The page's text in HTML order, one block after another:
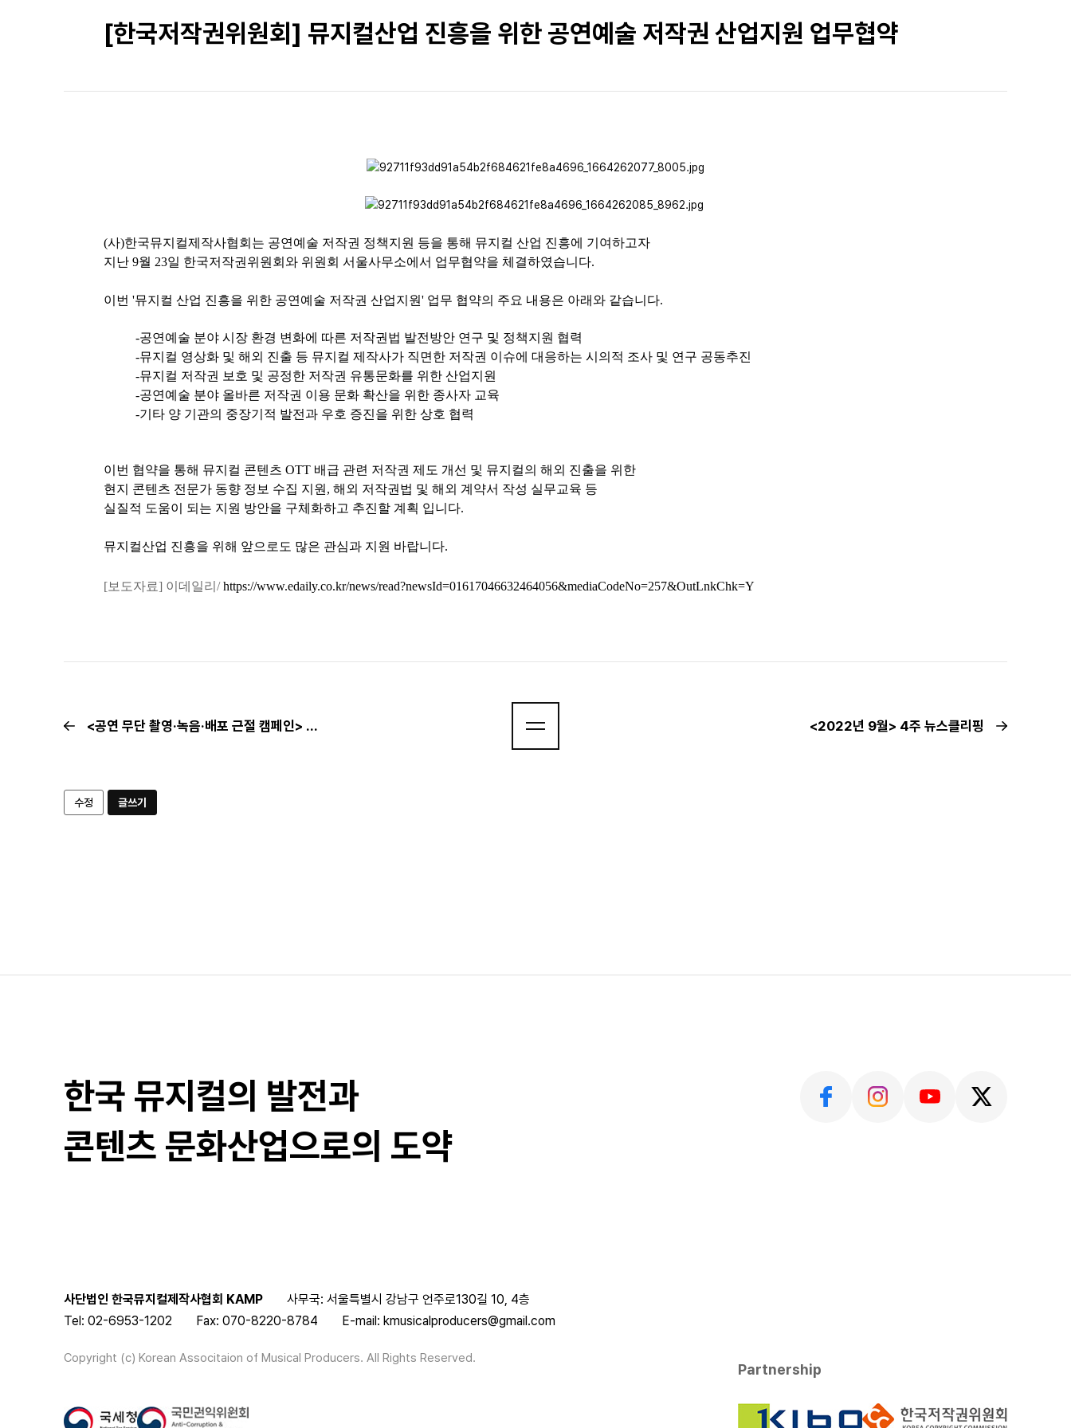
[한국저작권위원회] 뮤지컬산업 진흥을 위한 공연예술 저작권 산업지원 업무협약
(사)한국뮤지컬제작사협회는 공연예술 저작권 정책지원 등을 통해 뮤지컬 산업 진흥에 기여하고자
지난 9월 23일 한국저작권위원회와 위원회 서울사무소에서 업무협약을 체결하였습니다.
이번 '뮤지컬 산업 진흥을 위한 공연예술 저작권 산업지원' 업무 협약의 주요 내용은 아래와 같습니다.
-공연예술 분야 시장 환경 변화에 따른 저작권법 발전방안 연구 및 정책지원 협력
-뮤지컬 영상화 및 해외 진출 등 뮤지컬 제작사가 직면한 저작권 이슈에 대응하는 시의적 조사 및 연구 공동추진
-뮤지컬 저작권 보호 및 공정한 저작권 유통문화를 위한 산업지원
-공연예술 분야 올바른 저작권 이용 문화 확산을 위한 종사자 교육
-기타 양 기관의 중장기적 발전과 우호 증진을 위한 상호 협력
이번 협약을 통해 뮤지컬 콘텐츠 OTT 배급 관련 저작권 제도 개선 및 뮤지컬의 해외 진출을 위한
현지 콘텐츠 전문가 동향 정보 수집 지원, 해외 저작권법 및 해외 계약서 작성 실무교육 등
실질적 도움이 되는 지원 방안을 구체화하고 추진할 계획 입니다.
뮤지컬산업 진흥을 위해 앞으로도 많은 관심과 지원 바랍니다.
[보도자료] 이데일리/https://www.edaily.co.kr/news/read?newsId=01617046632464056&mediaCodeNo=257&OutLnkChk=Y
<공연 무단 촬영·녹음·배포 근절 캠페인> 뮤지컬 밀녹·밀캠 집중 신고기간 | 9월 신고현황 <2022년 9월> 4주 뉴스클리핑
수정 글쓰기
한국 뮤지컬의 발전과
콘텐츠 문화산업으로의 도약
사단법인 한국뮤지컬제작사협회 KAMP
사무국: 서울특별시 강남구 언주로130길 10, 4층
Tel: 02-6953-1202
Fax: 070-8220-8784 E-mail: kmusicalproducers@gmail.com
Copyright (c) Korean Associtaion of Musical Producers. All Rights Reserved.
Partnership